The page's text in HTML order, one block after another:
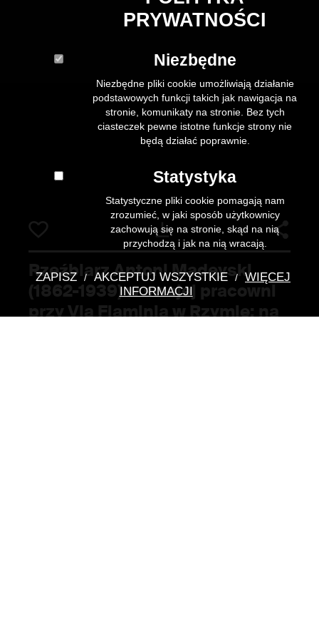
Pobierz
Rzeźbiarz Antoni Madeyski
(1862-1939) w swojej pracowni
przy Via Flaminia w Rzymie; na
PRYWATNOŚCI
Niezbędne
Niezbędne pliki cookie umożliwiają działanie
podstawowych funkcji takich jak nawigacja na
stronie, komunikaty na stronie. Bez tych
ciasteczek pewne istotne funkcje strony nie
będą działać poprawnie.
Statystyka
Statystyczne pliki cookie pomagają nam
zrozumieć, w jaki sposób użytkownicy
zachowują się na stronie, skąd na nią
przychodzą i jak na nią wracają.
ZAPISZ / AKCEPTUJ WSZYSTKIE /
WIĘCEJ
INFORMACJI